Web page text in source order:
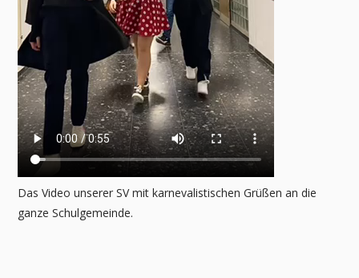
Das Video unserer SV mit karnevalistischen Grüßen an die
ganze Schulgemeinde.